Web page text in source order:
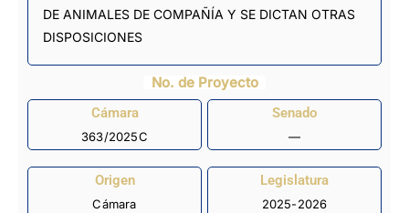
DE ANIMALES DE COMPAÑÍA Y SE DICTAN OTRAS
DISPOSICIONES
No. de Proyecto
Cámara
363/2025C
Senado
—
Origen
Cámara
Legislatura
2025-2026